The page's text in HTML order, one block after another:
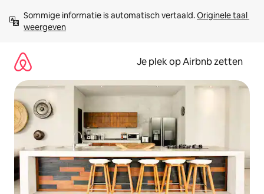
direct
naar
Sommige informatie is automatisch vertaald. Originele taal
weergeven
Je plek op Airbnb zetten